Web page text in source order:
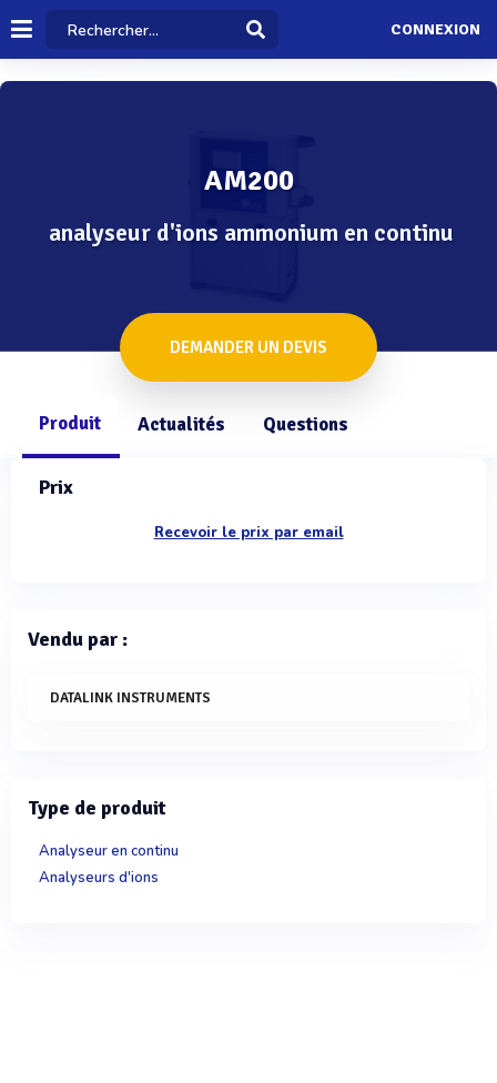
CONNEXION
AM200
analyseur d'ions ammonium en continu
DEMANDER UN DEVIS
Produit Actualités Questions
Prix
Recevoir le prix par email
Vendu par :
DATALINK INSTRUMENTS
Type de produit
Analyseur en continu
Analyseurs d'ions